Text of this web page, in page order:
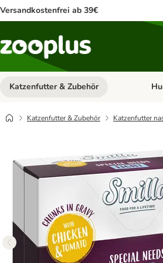
Versandkostenfrei ab 39€
Katzenfutter & Zubehör
Katzenfutter & Zubehör Katzenfutter